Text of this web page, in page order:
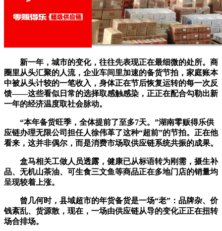
新一年，城市的变化，往往先表现正在最细微的处所。商
圈里从头汇聚的人流，企业车间里加速的备货节拍，家庭账本
中被从头计较的一笔收入，身体正在节后恢复运转的每一次反
馈——这些看似日常的选择取感触感染，正正在配合勾勒出新
一年的经济温度取社会脉动。
“本年备货旺季，全体提前了至多7天。”湖南零贩得乐供
应链办理无限公司担任人徐伟革了这种“超前”的节拍。正在他
看来，这并非偶尔，而是消费市场取供应链系统共振的成果。
盒马相关工做人员透露，健康已从标语转为刚需，摄生补
品、无机山茶油、可生食三文鱼等商品正在多地门店的销量均
呈现较着上涨。
曾几何时，县域超市的年货备货是一场“老”：品牌杂、价
钱紊乱、货源散，现在，一场由供应链从导的变化正正在扭转
场合排场。